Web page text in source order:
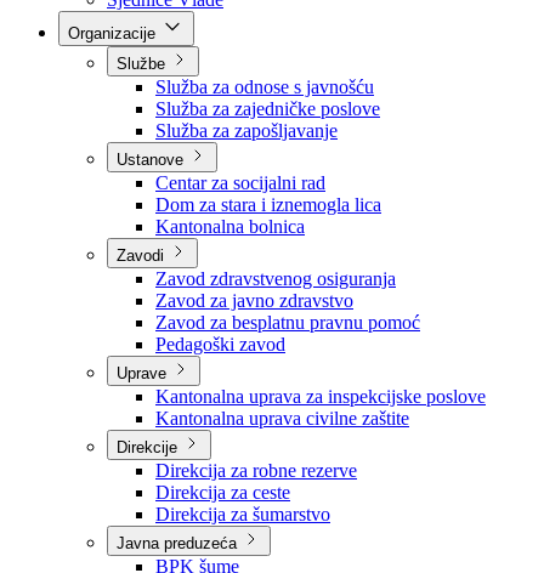
Ured Vlade i Premijera
Nadležnosti
Sjednice Vlade
Službe
Služba za odnose s javnošću
Služba za zajedničke poslove
Služba za zapošljavanje
Ustanove
Centar za socijalni rad
Dom za stara i iznemogla lica
Kantonalna bolnica
Zavodi
Zavod zdravstvenog osiguranja
Zavod za javno zdravstvo
Zavod za besplatnu pravnu pomoć
Pedagoški zavod
Uprave
Kantonalna uprava za inspekcijske poslove
Kantonalna uprava civilne zaštite
Direkcije
Direkcija za robne rezerve
Direkcija za ceste